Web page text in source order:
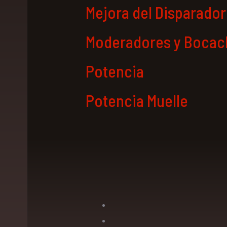
Mejora del Disparador
Moderadores y
Potencia
Potencia Muelle